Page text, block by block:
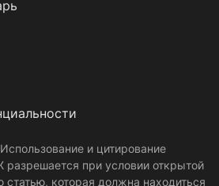
и цитирование
при условии открытой
которая должна находиться